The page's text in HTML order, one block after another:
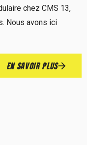
chez CMS 13,
Nous avons ici
EN SAVOIR PLUS